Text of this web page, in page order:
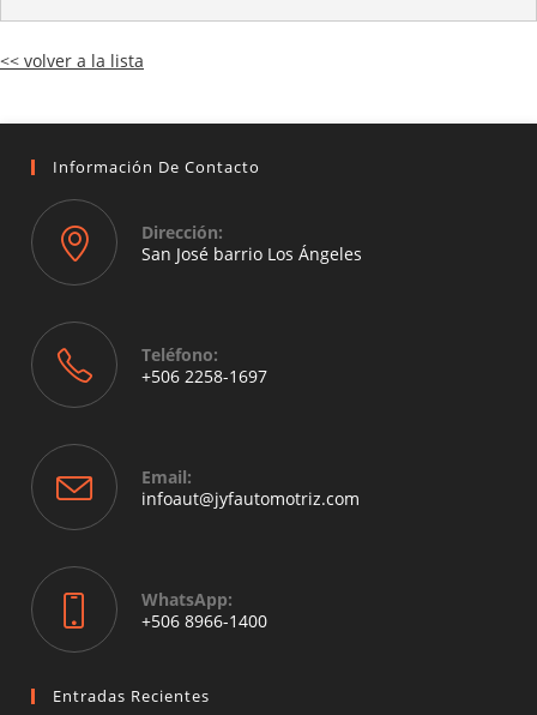
<< volver a la lista
Información De Contacto
Dirección:
San José barrio Los Ángeles
new
Teléfono:
+506 2258-1697
application
Email:
infoaut@jyfautomotriz.com
WhatsApp:
+506 8966-1400Opens
Entradas Recientes